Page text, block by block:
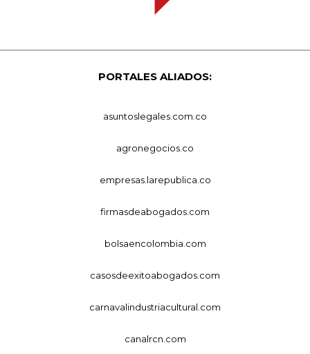
PORTALES ALIADOS:
asuntoslegales.com.co
agronegocios.co
empresas.larepublica.co
firmasdeabogados.com
bolsaencolombia.com
casosdeexitoabogados.com
carnavalindustriacultural.com
canalrcn.com